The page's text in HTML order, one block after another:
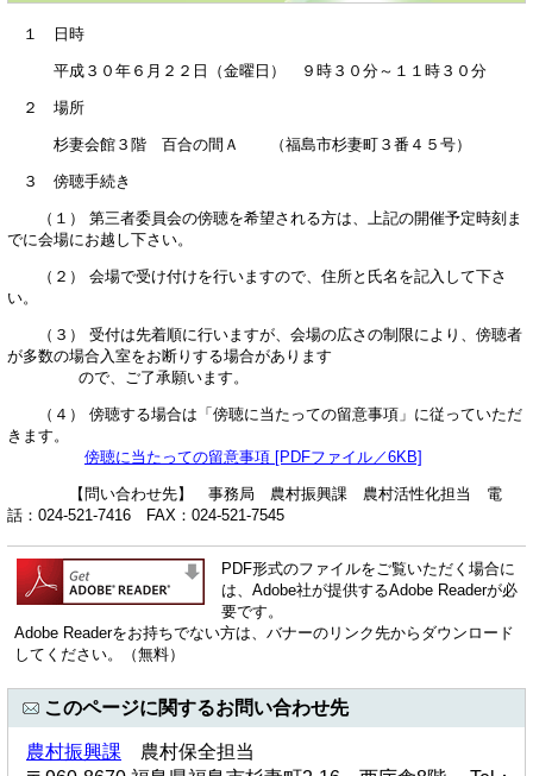
１ 日時
平成３０年６月２２日（金曜日） ９時３０分～１１時３０分
２ 場所
杉妻会館３階 百合の間Ａ （福島市杉妻町３番４５号）
３ 傍聴手続き
（１） 第三者委員会の傍聴を希望される方は、上記の開催予定時刻ま
でに会場にお越し下さい。
（２） 会場で受け付けを行いますので、住所と氏名を記入して下さ
い。
（３） 受付は先着順に行いますが、会場の広さの制限により、傍聴者
が多数の場合入室をお断りする場合があります
ので、ご了承願います。
（４） 傍聴する場合は「傍聴に当たっての留意事項」に従っていただ
きます。
傍聴に当たっての留意事項 [PDFファイル／6KB]
【問い合わせ先】 事務局 農村振興課 農村活性化担当 電
話：024-521-7416 FAX：024-521-7545
PDF形式のファイルをご覧いただく場合に
は、Adobe社が提供するAdobe Readerが必
要です。
Adobe Readerをお持ちでない方は、バナーのリンク先からダウンロード
してください。（無料）
このページに関するお問い合わせ先
農村振興課 農村保全担当